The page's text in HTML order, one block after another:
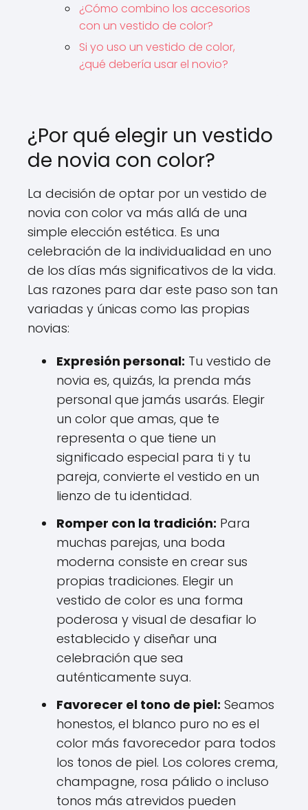
¿Cómo combino los accesorios
con un vestido de color?
Si yo uso un vestido de color,
¿qué debería usar el novio?
¿Por qué elegir un vestido
de novia con color?
La decisión de optar por un vestido de
novia con color va más allá de una
simple elección estética. Es una
celebración de la individualidad en uno
de los días más significativos de la vida.
Las razones para dar este paso son tan
variadas y únicas como las propias
novias:
Expresión personal: Tu vestido de
novia es, quizás, la prenda más
personal que jamás usarás. Elegir
un color que amas, que te
representa o que tiene un
significado especial para ti y tu
pareja, convierte el vestido en un
lienzo de tu identidad.
Romper con la tradición: Para
muchas parejas, una boda
moderna consiste en crear sus
propias tradiciones. Elegir un
vestido de color es una forma
poderosa y visual de desafiar lo
establecido y diseñar una
celebración que sea
auténticamente suya.
Favorecer el tono de piel: Seamos
honestos, el blanco puro no es el
color más favorecedor para todos
los tonos de piel. Los colores crema,
champagne, rosa pálido o incluso
tonos más atrevidos pueden